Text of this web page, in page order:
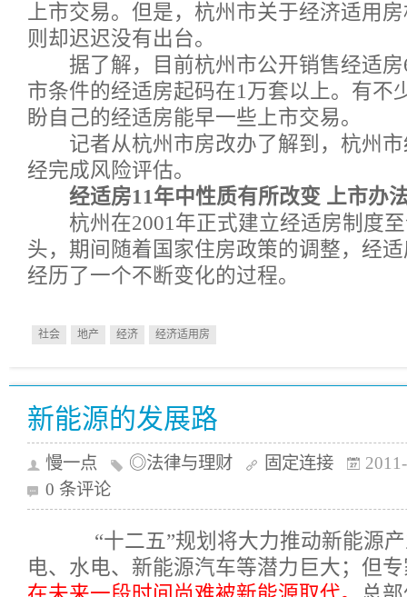
上市交易。但是，杭州市关于经济适用
则却迟迟没有出台。
据了解，目前杭州市公开销售经适房
市条件的经适房起码在1万套以上。有不
盼自己的经适房能早一些上市交易。
记者从杭州市房改办了解到，杭州市
经完成风险评估。
经适房11年中性质有所改变 上市办
杭州在2001年正式建立经适房制度至
头，期间随着国家住房政策的调整，经
经历了一个不断变化的过程。
社会 地产 经济 经济适用房
新能源的发展路
慢一点 ◎法律与理财 固定连接
0 条评论
“十二五”规划将大力推动新能源产
电、水电、新能源汽车等潜力巨大；但